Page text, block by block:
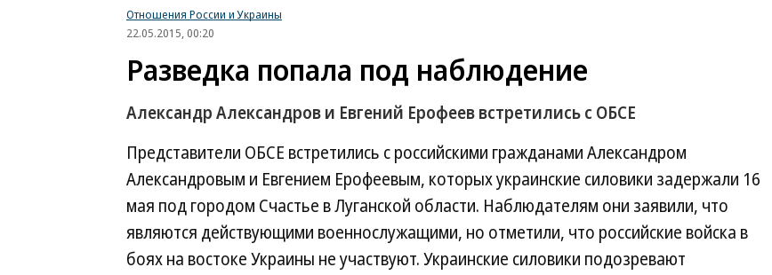
Отношения России и Украины
22.05.2015, 00:20
Разведка попала под наблюдение
Александр Александров и Евгений Ерофеев встретились с ОБСЕ
Представители ОБСЕ встретились с российскими гражданами Александром
Александровым и Евгением Ерофеевым, которых украинские силовики задержали 16
мая под городом Счастье в Луганской области. Наблюдателям они заявили, что
являются действующими военнослужащими, но отметили, что российские войска в
боях на востоке Украины не участвуют. Украинские силовики подозревают